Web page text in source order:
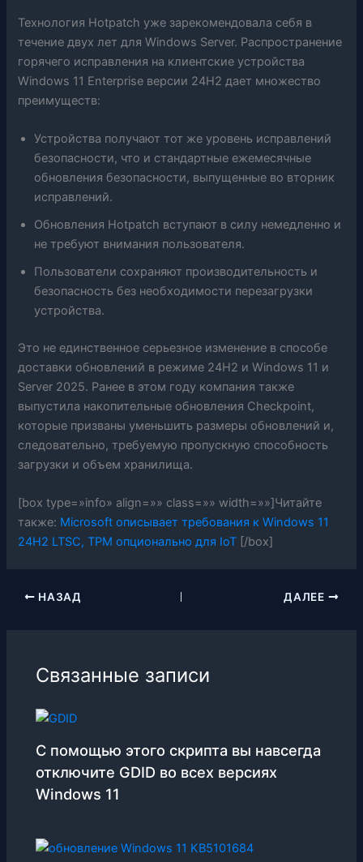
Технология Hotpatch уже зарекомендовала себя в
течение двух лет для Windows Server. Распространение
горячего исправления на клиентские устройства
Windows 11 Enterprise версии 24H2 дает множество
преимуществ:
Устройства получают тот же уровень исправлений
безопасности, что и стандартные ежемесячные
обновления безопасности, выпущенные во вторник
исправлений.
Обновления Hotpatch вступают в силу немедленно и
не требуют внимания пользователя.
Пользователи сохраняют производительность и
безопасность без необходимости перезагрузки
устройства.
Это не единственное серьезное изменение в способе
доставки обновлений в режиме 24H2 и Windows 11 и
Server 2025. Ранее в этом году компания также
выпустила накопительные обновления Checkpoint,
которые призваны уменьшить размеры обновлений и,
следовательно, требуемую пропускную способность
загрузки и объем хранилища.
[box type=»info» align=»» class=»» width=»»]Читайте
также: Microsoft описывает требования к Windows 11
24H2 LTSC, TPM опционально для IoT [/box]
НАЗАД ДАЛЕЕ
Связанные записи
С помощью этого скрипта вы навсегда
отключите GDID во всех версиях
Windows 11